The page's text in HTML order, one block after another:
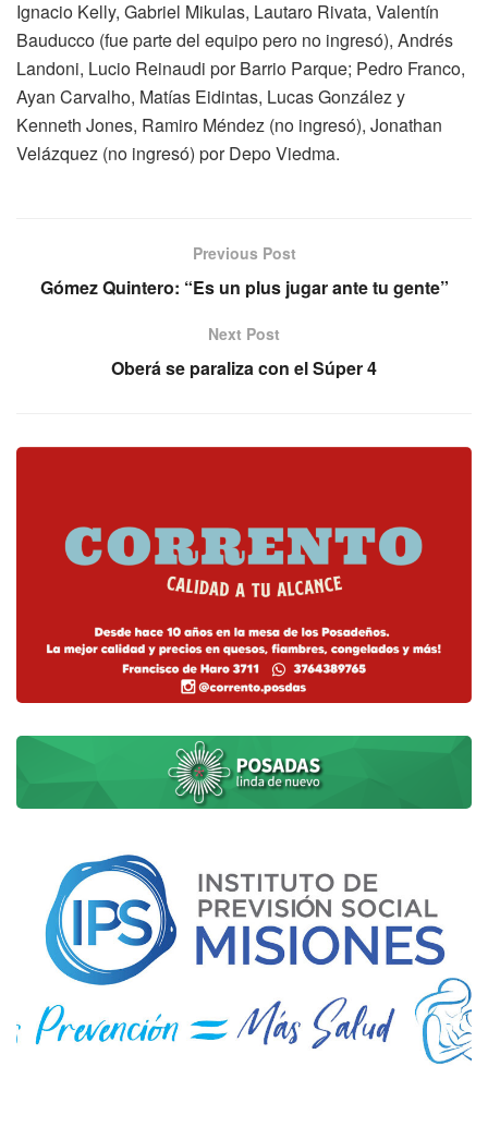
Ignacio Kelly, Gabriel Mikulas, Lautaro Rivata, Valentín
Bauducco (fue parte del equipo pero no ingresó), Andrés
Landoni, Lucio Reinaudi por Barrio Parque; Pedro Franco,
Ayan Carvalho, Matías Eidintas, Lucas González y
Kenneth Jones, Ramiro Méndez (no ingresó), Jonathan
Velázquez (no ingresó) por Depo Viedma.
Previous Post
Gómez Quintero: “Es un plus jugar ante tu gente”
Next Post
Oberá se paraliza con el Súper 4